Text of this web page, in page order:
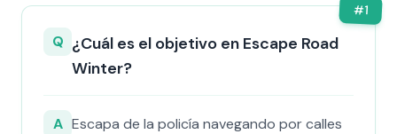
#1
Q ¿Cuál es el objetivo en Escape Road
Winter?
A Escapa de la policía navegando por calles